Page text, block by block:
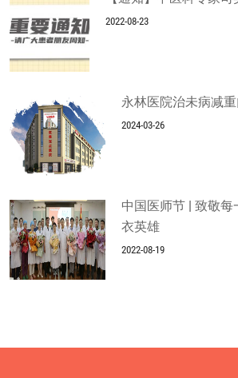
2022-08-23
永林医院治未病减
2024-03-26
中国医师节 | 致敬
衣英雄
2022-08-19